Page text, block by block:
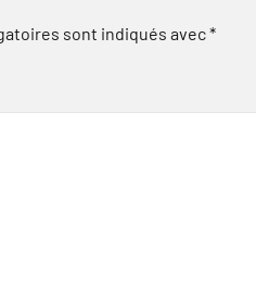
sont indiqués avec*